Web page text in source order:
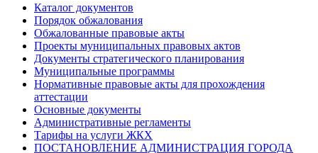
Каталог документов
Порядок обжалования
Обжалованные правовые акты
Проекты муниципальных правовых актов
Документы стратегического планирования
Муниципальные программы
Нормативные правовые акты для прохождения
аттестации
Основные документы
Административные регламенты
Тарифы на услуги ЖКХ
ПОСТАНОВЛЕНИЕ АДМИНИСТРАЦИЯ ГОРОДА